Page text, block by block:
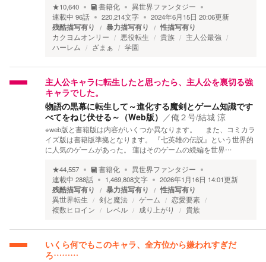
★10,640 書籍化
異世界ファンタジー
連載中 96話 220,214文字 2024年6月15日 20:06更新
残酷描写有り 暴力描写有り 性描写有り
カクヨムオンリー 悪役転生 貴族
主人公最強
ハーレム
ざまぁ 学園
主人公キャラに転生したと思ったら、主人公を裏切る強
キャラでした。
物語の黒幕に転生して～進化する魔剣とゲーム知識です
べてをねじ伏せる～（Web版） ／俺２号/結城 涼
※web版と書籍版は内容がいくつか異なります。 また、コミカラ
イズ版は書籍版準拠となります。 『七英雄の伝説』という世界的
に人気のゲームがあった。 蓮はそのゲームの続編を世界…
★44,557 書籍化
異世界ファンタジー
連載中 288話 1,469,808文字 2026年1月16日 14:01更新
残酷描写有り 暴力描写有り 性描写有り
異世界転生 剣と魔法 ゲーム
恋愛要素
複数ヒロイン
レベル 成り上がり 貴族
いくら何でもこのキャラ、全方位から嫌われすぎだ
ろ………